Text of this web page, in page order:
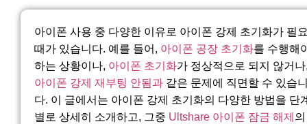
아이폰 사용 중 다양한 이유로 아이폰 강제 초기화가 필
때가 있습니다. 예를 들어, 아이폰 공장 초기화를 수행해
하는 상황이나, 아이폰 초기화가 정상적으로 되지 않거
아이폰 강제 재부팅 안됨과 같은 문제에 직면할 수 있습
다. 이 글에서는 아이폰 강제 초기화의 다양한 방법을 단
별로 상세히 소개하고, 그중 Ultshare 아이폰 잠금 해제 의